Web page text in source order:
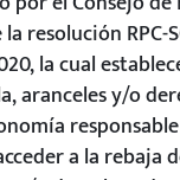
resolución RPC-
la cual
aranceles y/o
a la rebaja